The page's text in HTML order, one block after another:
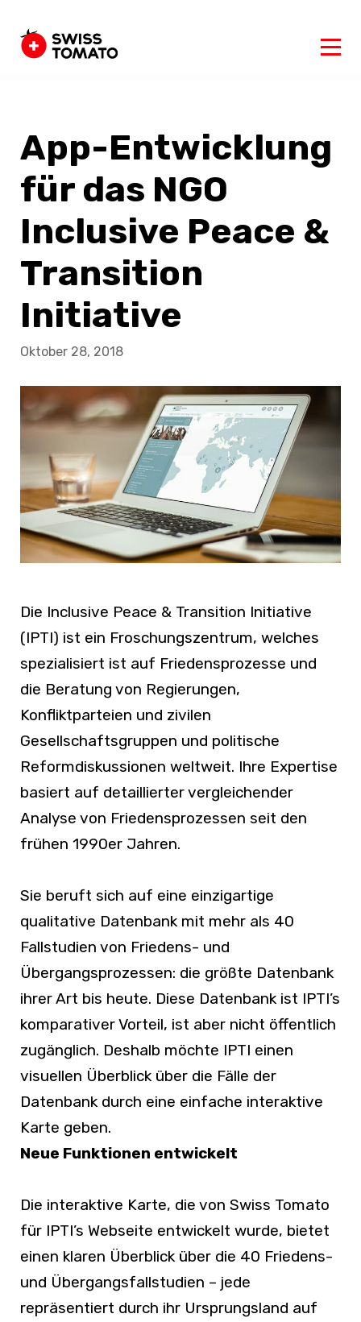
App-Entwicklung
für das NGO
Inclusive Peace &
Transition
Initiative
Oktober 28, 2018
Die Inclusive Peace & Transition Initiative
(IPTI) ist ein Froschungszentrum, welches
spezialisiert ist auf Friedensprozesse und
die Beratung von Regierungen,
Konfliktparteien und zivilen
Gesellschaftsgruppen und politische
Reformdiskussionen weltweit. Ihre Expertise
basiert auf detaillierter vergleichender
Analyse von Friedensprozessen seit den
frühen 1990er Jahren.
Sie beruft sich auf eine einzigartige
qualitative Datenbank mit mehr als 40
Fallstudien von Friedens- und
Übergangsprozessen: die größte Datenbank
ihrer Art bis heute. Diese Datenbank ist IPTI’s
komparativer Vorteil, ist aber nicht öffentlich
zugänglich. Deshalb möchte IPTI einen
visuellen Überblick über die Fälle der
Datenbank durch eine einfache interaktive
Karte geben.
Neue Funktionen entwickelt
Die interaktive Karte, die von Swiss Tomato
für IPTI’s Webseite entwickelt wurde, bietet
einen klaren Überblick über die 40 Friedens-
und Übergangsfallstudien – jede
repräsentiert durch ihr Ursprungsland auf